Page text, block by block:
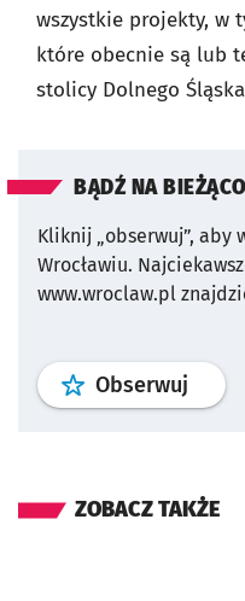
wszystkie projekty, w
które obecnie są lub
stolicy Dolnego
BĄDŹ NA
Kliknij „obserwuj”, aby
Wrocławiu.
www.wroclaw.pl
Obserwuj profil
ZOBACZ TAKŻE